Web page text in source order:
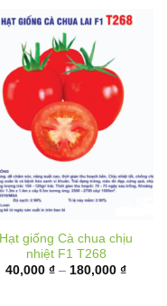
Hạt giống Cà chua chịu
nhiệt F1 T268
40,000 ₫ – 180,000 ₫